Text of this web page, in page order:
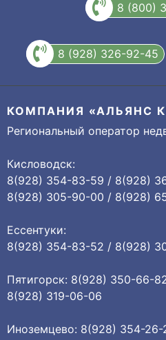
8 (800)
8 (928) 326-92-45
КОМПАНИЯ «АЛЬЯНС
Региональный оператор
Кисловодск:
8(928) 354-83-59 / 8(928)
8(928) 305-90-00 / 8(928)
Ессентуки:
8(928) 354-83-52 / 8(928)
Пятигорск: 8(928) 350-66-
8(928) 319-06-06
Иноземцево: 8(928) 354-